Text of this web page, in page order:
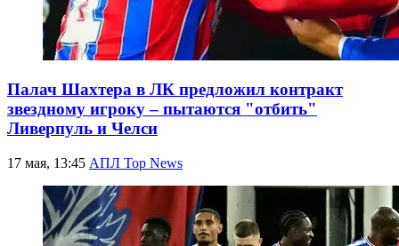
Палач Шахтера в ЛК предложил контракт
звездному игроку – пытаются "отбить"
Ливерпуль и Челси
17 мая, 13:45 АПЛ Top News